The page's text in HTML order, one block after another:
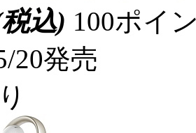
込) 100ポイ
20発売